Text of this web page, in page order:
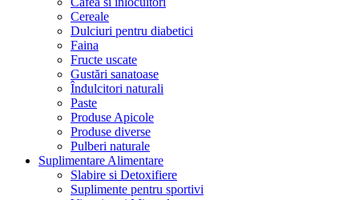
Cereale
Dulciuri pentru diabetici
Faina
Fructe uscate
Gustări sanatoase
Îndulcitori naturali
Paste
Produse Apicole
Produse diverse
Pulberi naturale
Suplimentare Alimentare
Slabire si Detoxifiere
Suplimente pentru sportivi